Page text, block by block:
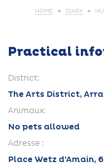
HOME DIARY
Practical
District:
The Arts District,
Animaux:
No pets allowed
Adresse :
Place Wetz d'Amain,